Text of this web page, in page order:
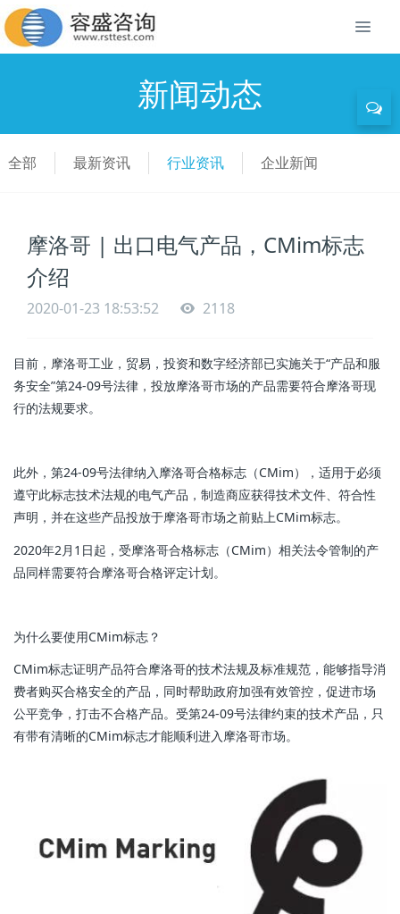
新闻动态
全部 最新资讯 行业资讯 企业新闻
摩洛哥 | 出口电气产品，CMim标志
介绍
2020-01-23 18:53:52 2118
目前，摩洛哥工业，贸易，投资和数字经济部已实施关于“产品和服
务安全”第24-09号法律，投放摩洛哥市场的产品需要符合摩洛哥现
行的法规要求。
此外，第24-09号法律纳入摩洛哥合格标志（CMim），适用于必须
遵守此标志技术法规的电气产品，制造商应获得技术文件、符合性
声明，并在这些产品投放于摩洛哥市场之前贴上CMim标志。
2020年2月1日起，受摩洛哥合格标志（CMim）相关法令管制的产
品同样需要符合摩洛哥合格评定计划。
为什么要使用CMim标志？
CMim标志证明产品符合摩洛哥的技术法规及标准规范，能够指导消
费者购买合格安全的产品，同时帮助政府加强有效管控，促进市场
公平竞争，打击不合格产品。受第24-09号法律约束的技术产品，只
有带有清晰的CMim标志才能顺利进入摩洛哥市场。